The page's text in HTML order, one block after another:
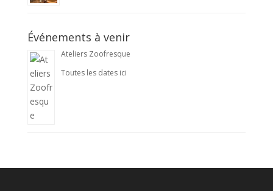
Événements à venir
Ateliers Zoofresque
Toutes les dates ici